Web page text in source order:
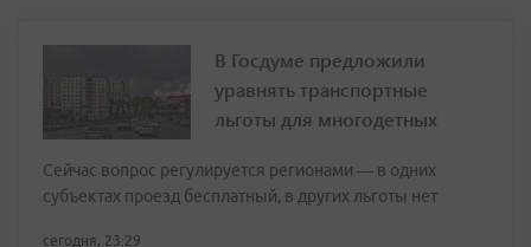
В Госдуме предложили
уравнять транспортные
льготы для многодетных
Сейчас вопрос регулируется регионами — в одних
субъектах проезд бесплатный, в других льготы нет
сегодня, 23:29